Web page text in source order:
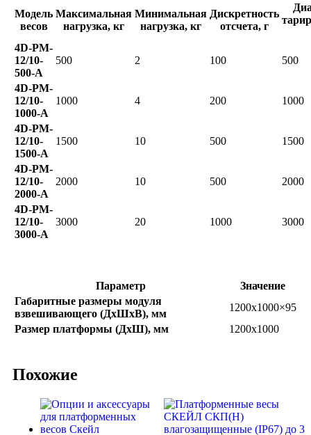
Модель
весов
Максимальная
нагрузка, кг
Минимальная
нагрузка, кг
Дискретность
отсчета, г
4D-PM-
12/10-
500-A
500 2 100 500
4D-PM-
12/10-
1000-A
1000 4 200 1000
4D-PM-
12/10-
1500-A
1500 10 500 1500
4D-PM-
12/10-
2000-A
2000 10 500 2000
4D-PM-
12/10-
3000-A
3000 20 1000 3000
Параметр
Значение
Габаритные размеры модуля
взвешивающего (ДхШхВ), мм
1200х1000×95
Размер платформы (ДхШ), мм
1200х1000
Похожие